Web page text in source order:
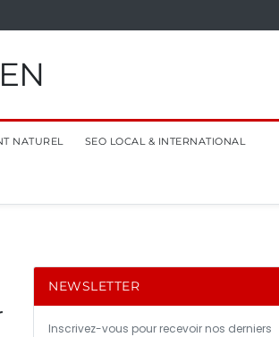
NATUREL SEO LOCAL & INTERNATIONAL
NEWSLETTER
Inscrivez-vous pour recevoir nos derniers